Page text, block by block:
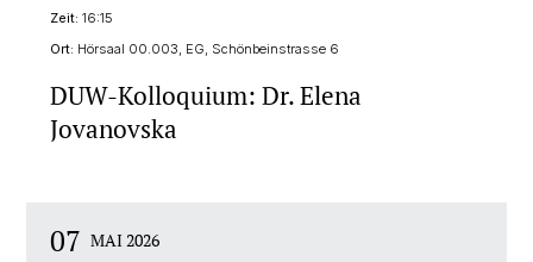
Zeit: 16:15
Ort: Hörsaal 00.003, EG, Schönbeinstrasse 6
DUW-Kolloquium: Dr. Elena
Jovanovska
07 MAI 2026